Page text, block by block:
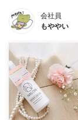
会社員
もややい